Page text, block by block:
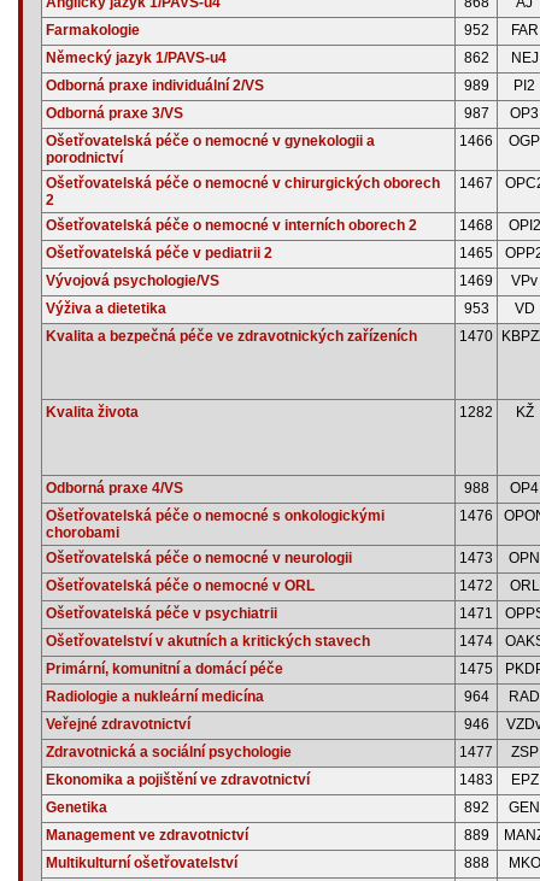
Farmakologie
952
FAR
Německý jazyk 1/PAVS-u4
862
NEJ
Odborná praxe individuální 2/VS
989
PI2
Odborná praxe 3/VS
987
OP3
Ošetřovatelská péče o nemocné v gynekologii a
porodnictví
1466 OGP
Ošetřovatelská péče o nemocné v chirurgických oborech
2
1467
Ošetřovatelská péče o nemocné v interních oborech 2 1468
OPI2
Ošetřovatelská péče v pediatrii 2
1465
Vývojová psychologie/VS
1469
VPv
Výživa a dietetika
953
VD
Kvalita a bezpečná péče ve zdravotnických zařízeních
1470
Kvalita života 1282 KŽ
Odborná praxe 4/VS 988
OP4
Ošetřovatelská péče o nemocné s onkologickými
chorobami
1476
Ošetřovatelská péče o nemocné v neurologii 1473
OPN
Ošetřovatelská péče o nemocné v ORL
1472
ORL
Ošetřovatelská péče v psychiatrii
1471
Ošetřovatelství v akutních a kritických stavech
1474
Primární, komunitní a domácí péče
1475
Radiologie a nukleární medicína
964
RAD
Veřejné zdravotnictví
946
Zdravotnická a sociální psychologie
1477
ZSP
Ekonomika a pojištění ve zdravotnictví
1483
EPZ
Genetika
892
GEN
Management ve zdravotnictví
889
Multikulturní ošetřovatelství
888 MKO